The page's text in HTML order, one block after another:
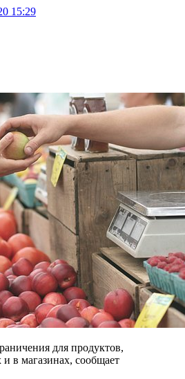
15:29
для продуктов,
в магазинах, cообщает